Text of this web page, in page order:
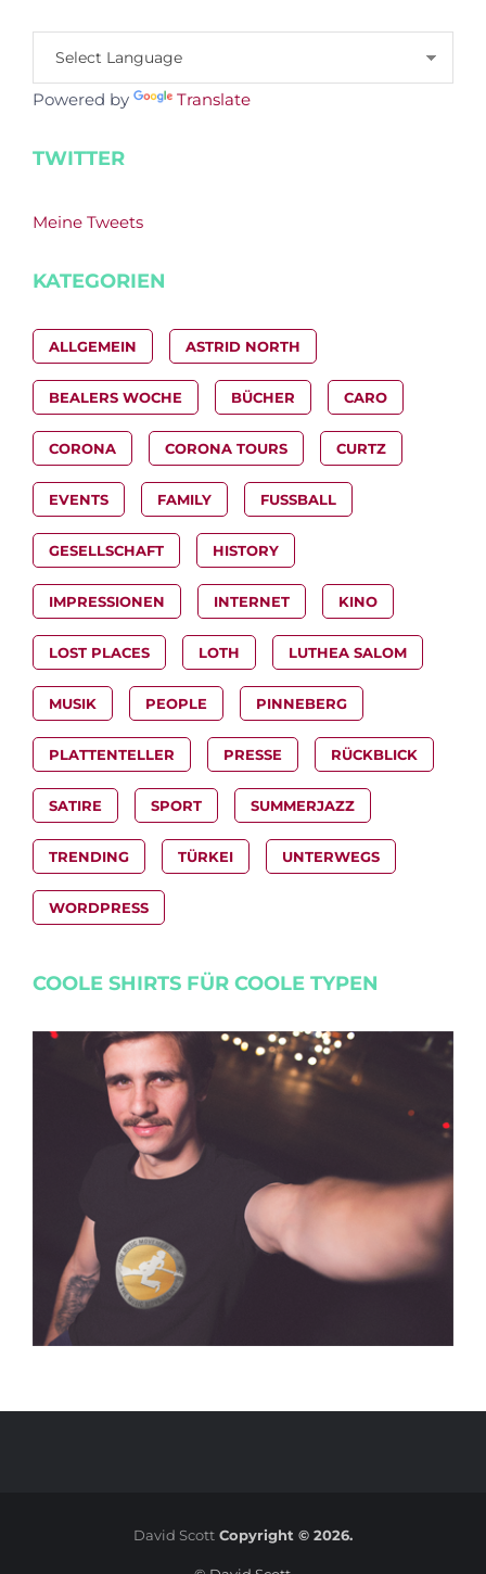
Powered by Translate
TWITTER
Meine Tweets
KATEGORIEN
ALLGEMEIN ASTRID NORTH
BEALERS WOCHE BÜCHER CARO
CORONA CORONA TOURS CURTZ
EVENTS FAMILY FUSSBALL
GESELLSCHAFT HISTORY
IMPRESSIONEN INTERNET KINO
LOST PLACES LOTH LUTHEA SALOM
MUSIK PEOPLE PINNEBERG
PLATTENTELLER PRESSE RÜCKBLICK
SATIRE SPORT SUMMERJAZZ
TRENDING TÜRKEI UNTERWEGS
WORDPRESS
COOLE SHIRTS FÜR COOLE TYPEN
David ScottCopyright © 2026.